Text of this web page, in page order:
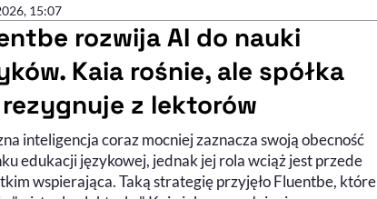
15:07
rozwija AI do nauki
Kaia rośnie, ale spółka
z lektorów
inteligencja coraz mocniej zaznacza swoją obecność
edukacji językowej, jednak jej rola wciąż jest przede
wspierająca. Taką strategię przyjęło Fluentbe, które